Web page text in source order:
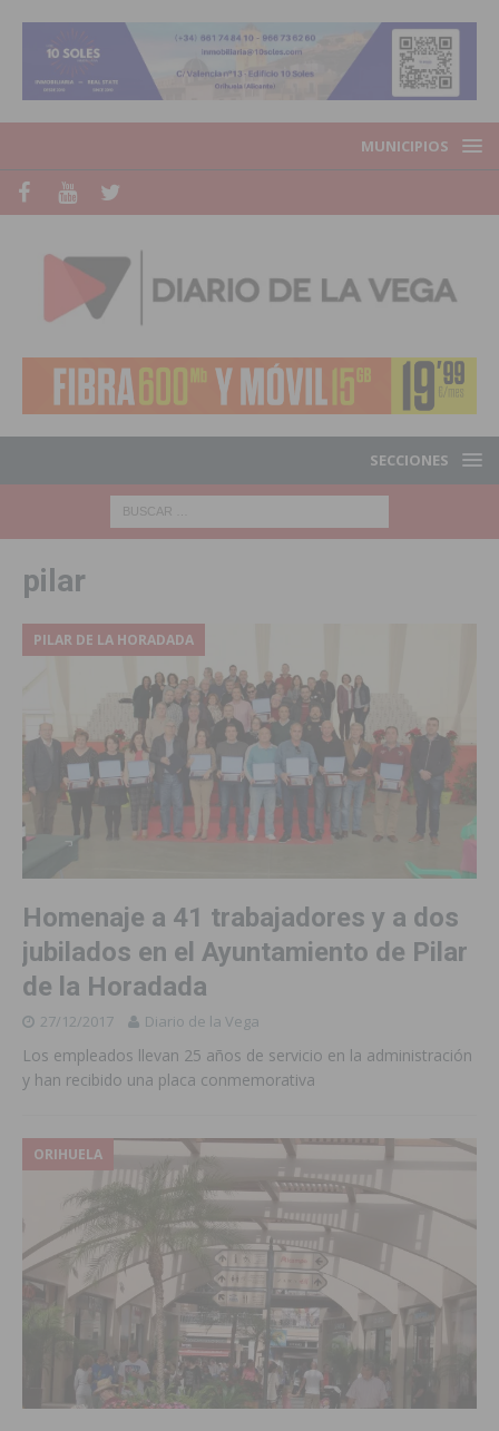
MUNICIPIOS
SECCIONES
pilar
PILAR DE LA HORADADA
Homenaje a 41 trabajadores y a dos
jubilados en el Ayuntamiento de Pilar
de la Horadada
27/12/2017 Diario de la Vega
Los empleados llevan 25 años de servicio en la administración
y han recibido una placa conmemorativa
ORIHUELA